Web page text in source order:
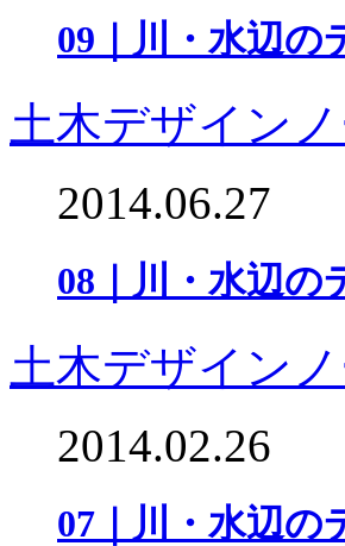
09｜川・水辺の
土木デザインノ
2014.06.27
08｜川・水辺の
土木デザインノ
2014.02.26
07｜川・水辺の